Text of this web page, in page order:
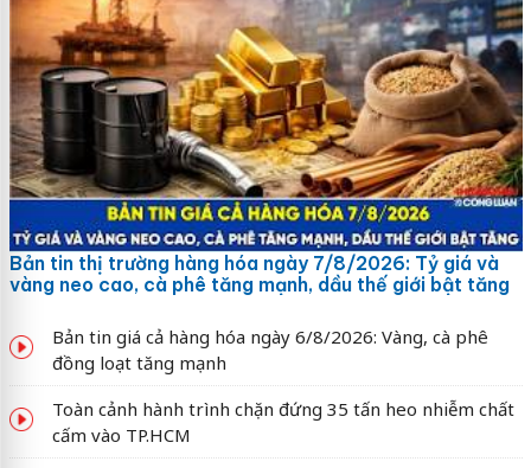
Bản tin thị trường hàng hóa ngày 7/8/2026: Tỷ giá và
vàng neo cao, cà phê tăng mạnh, dầu thế giới bật tăng
Bản tin giá cả hàng hóa ngày 6/8/2026: Vàng, cà phê
đồng loạt tăng mạnh
Toàn cảnh hành trình chặn đứng 35 tấn heo nhiễm chất
cấm vào TP.HCM